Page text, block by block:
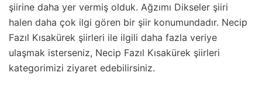
şiirine daha yer vermiş olduk. Ağzımı Dikseler şiiri
halen daha çok ilgi gören bir şiir konumundadır. Necip
Fazıl Kısakürek şiirleri ile ilgili daha fazla veriye
ulaşmak isterseniz, Necip Fazıl Kısakürek şiirleri
kategorimizi ziyaret edebilirsiniz.